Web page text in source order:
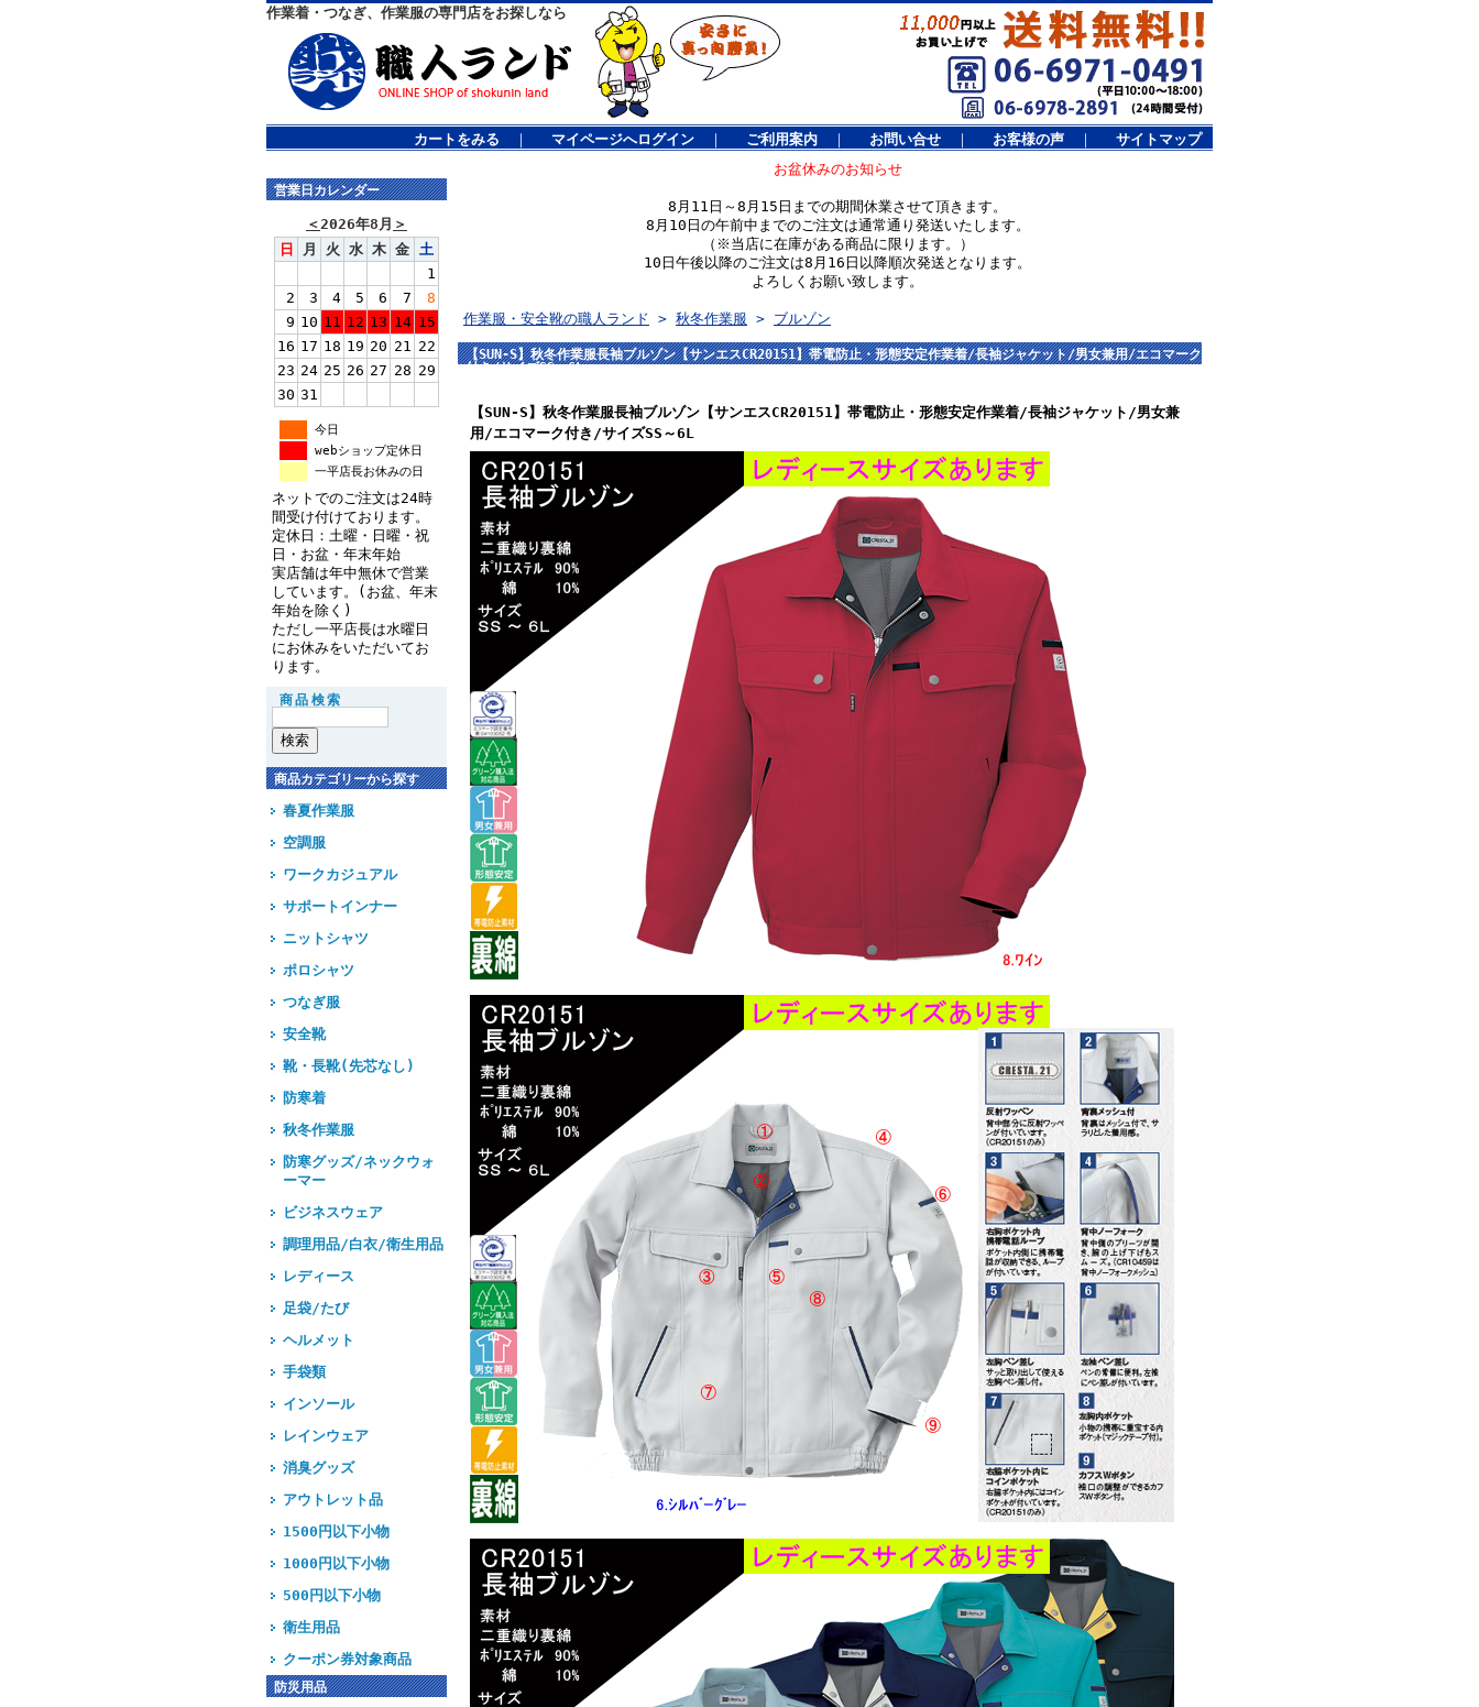
作業着・つなぎ、作業服の専門店をお探しなら
カートをみる ｜ マイページへログイン ｜ ご利用案内 ｜ お問い合せ ｜ お客様の声 ｜ サイトマップ
営業日カレンダー
＜2026年8月 ＞
日
月 火 水 木 金 土
1
2
3 4 5 6 7
8
9 10 11 12 13 14 15
16 17 18 19 20 21 22
23 24 25 26 27 28 29
30 31
今日
webショップ定休日
一平店長お休みの日
ネットでのご注文は24時
間受け付けております。
定休日：土曜・日曜・祝
日・お盆・年末年始
実店舗は年中無休で営業
しています。(お盆、年末
年始を除く)
ただし一平店長は水曜日
にお休みをいただいてお
ります。
商品検索
商品カテゴリーから探す
春夏作業服
空調服
ワークカジュアル
サポートインナー
ニットシャツ
ポロシャツ
つなぎ服
安全靴
靴・長靴(先芯なし)
防寒着
秋冬作業服
防寒グッズ/ネックウォ
ーマー
ビジネスウェア
調理用品/白衣/衛生用品
レディース
足袋/たび
ヘルメット
手袋類
インソール
レインウェア
消臭グッズ
アウトレット品
1500円以下小物
1000円以下小物
500円以下小物
衛生用品
クーポン券対象商品
防災用品
お盆休みのお知らせ
8月11日～8月15日までの期間休業させて頂きます。
8月10日の午前中までのご注文は通常通り発送いたします。
（※当店に在庫がある商品に限ります。）
10日午後以降のご注文は8月16日以降順次発送となります。
よろしくお願い致します。
作業服・安全靴の職人ランド > 秋冬作業服 > ブルゾン
【SUN-S】秋冬作業服長袖ブルゾン【サンエスCR20151】帯電防止・形態安定作業着/長袖ジャケット/男女兼用/エコマーク
付き/サイズSS～6L
【SUN-S】秋冬作業服長袖ブルゾン【サンエスCR20151】帯電防止・形態安定作業着/長袖ジャケット/男女兼
用/エコマーク付き/サイズSS～6L